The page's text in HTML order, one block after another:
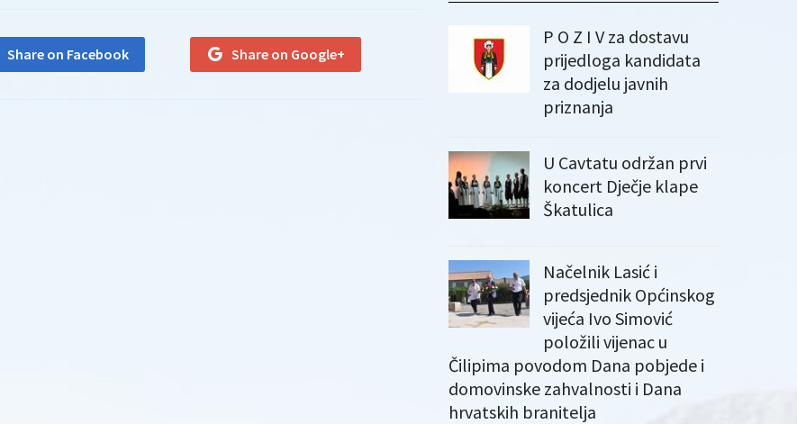
Share on Facebook Share on Google+
P O Z I V za dostavu
prijedloga kandidata
za dodjelu javnih
priznanja
U Cavtatu održan prvi
koncert Dječje klape
Škatulica
Načelnik Lasić i
predsjednik Općinskog
vijeća Ivo Simović
položili vijenac u
Čilipima povodom Dana pobjede i
domovinske zahvalnosti i Dana
hrvatskih branitelja